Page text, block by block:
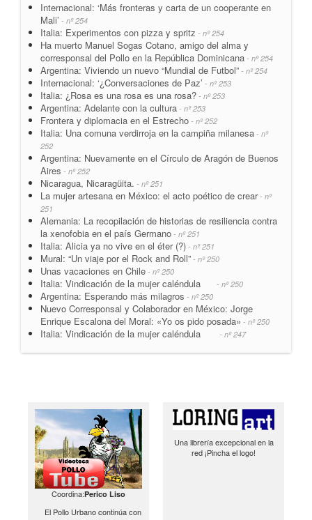
Internacional: ‘Más fronteras y carta de un cooperante en
Mali’ - nº 254
Italia: Experimentos con pizza y spritz - nº 254
Ha muerto Manuel Sogas Cotano, amigo del alma y
corresponsal del Pollo en la República Dominicana - nº 254
Argentina: Viviendo un nuevo “Mundial de Futbol” - nº 254
Internacional: ‘¿Conversaciones de Paz’ - nº 253
Italia: ¿Rosa es una rosa es una rosa? - nº 253
Argentina: Adelante con la cultura - nº 253
Frontera y diplomacia en el Estrecho - nº 252
Italia: Una comuna verdirroja en la campiña milanesa - nº
252
Argentina: Nuevamente en el Círculo de Aragón de Buenos
Aires - nº 252
Nicaragua, Nicaragüita. - nº 251
La mujer artesana en México: el acto poético de crear- nº
251
Alemania: La recopilación de historias de resiliencia contra
la xenofobia en el país Germano - nº 251
Italia: Alicia ya no vive en el éter (?) - nº 251
Mural: “Un viaje por el Rock and Roll” - nº 250
Unas vacaciones en Chile - nº 250
Italia: Vindicación de la mujer caléndula - nº 250
Argentina: Esperando más milagros - nº 250
Nuevo Corresponsal y Colaborador en México: Jorge
Enrique Escalona del Moral: «Yo os pido posada» - nº 250
Italia: Vindicación de la mujer caléndula - nº 247
Coordina:Perico Liso
El Pollo Urbano continúa con
Una librería excepcional en la
red ¡Pincha el logo!